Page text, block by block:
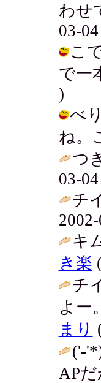
わせ
03-
こ
で一
)
べ
ね。
つ
03-
チ
キ
き楽
チ
よー
まり
('-
AP